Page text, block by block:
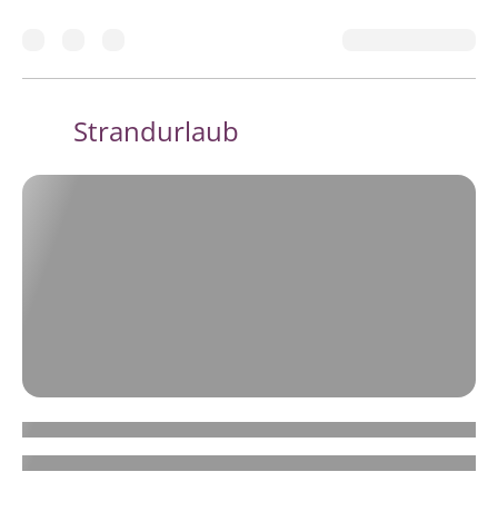
Strandurlaub